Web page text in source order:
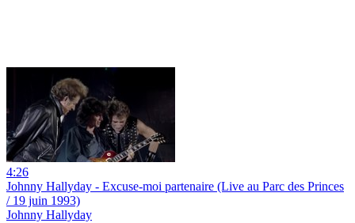
4:26
Johnny Hallyday - Excuse-moi partenaire (Live au Parc des Princes
/ 19 juin 1993)
Johnny Hallyday